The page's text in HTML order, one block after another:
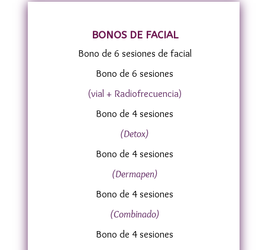
BONOS DE FACIAL
Bono de 6 sesiones de facial
Bono de 6 sesiones
(vial + Radiofrecuencia)
Bono de 4 sesiones
(Detox)
Bono de 4 sesiones
(Dermapen)
Bono de 4 sesiones
(Combinado)
Bono de 4 sesiones